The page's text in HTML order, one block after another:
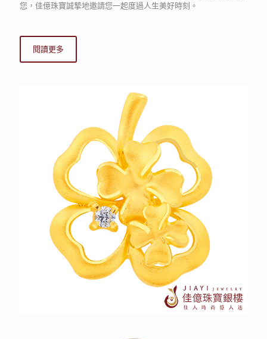
您，佳億珠寶誠摯地邀請您一起度過人生美好時刻。
閱讀更多